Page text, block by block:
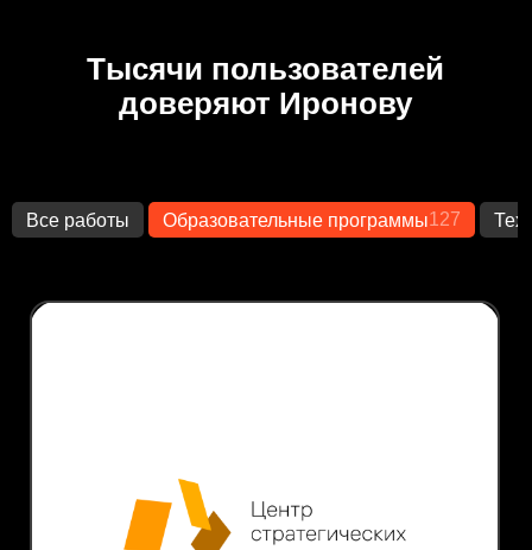
Тысячи пользователей
доверяют Иронову
Все работы Образовательные программы127